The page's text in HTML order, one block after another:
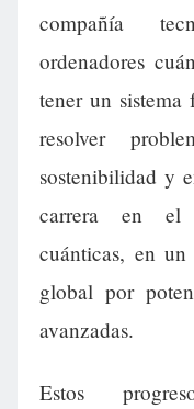
compañía
ordenadores
tener un
resolver
sostenibilidad y
carrera en el
cuánticas, en
global por
avanzadas.
Estos